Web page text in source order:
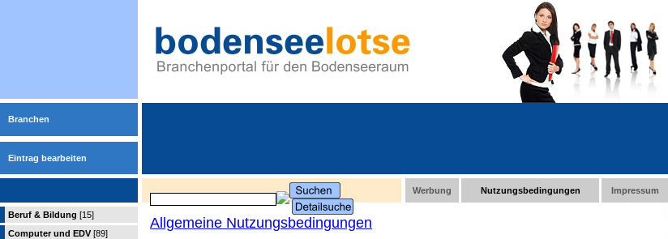
Branchen
Eintrag bearbeiten
Werbung Nutzungsbedingungen Impressum
Beruf & Bildung [15]
Computer und EDV [89]
Allgemeine Nutzungsbedingungen